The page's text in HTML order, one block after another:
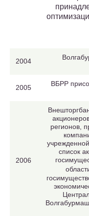
2004
2005
ВБРР
2006
регионов,
список